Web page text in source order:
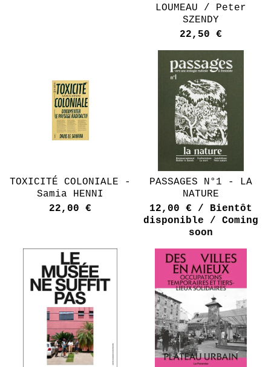
LOUMEAU / Peter
SZENDY
22,50 €
TOXICITÉ COLONIALE -
Samia HENNI
22,00 €
PASSAGES N°1 - LA
NATURE
12,00 €
/ Bientôt
disponible / Coming
soon